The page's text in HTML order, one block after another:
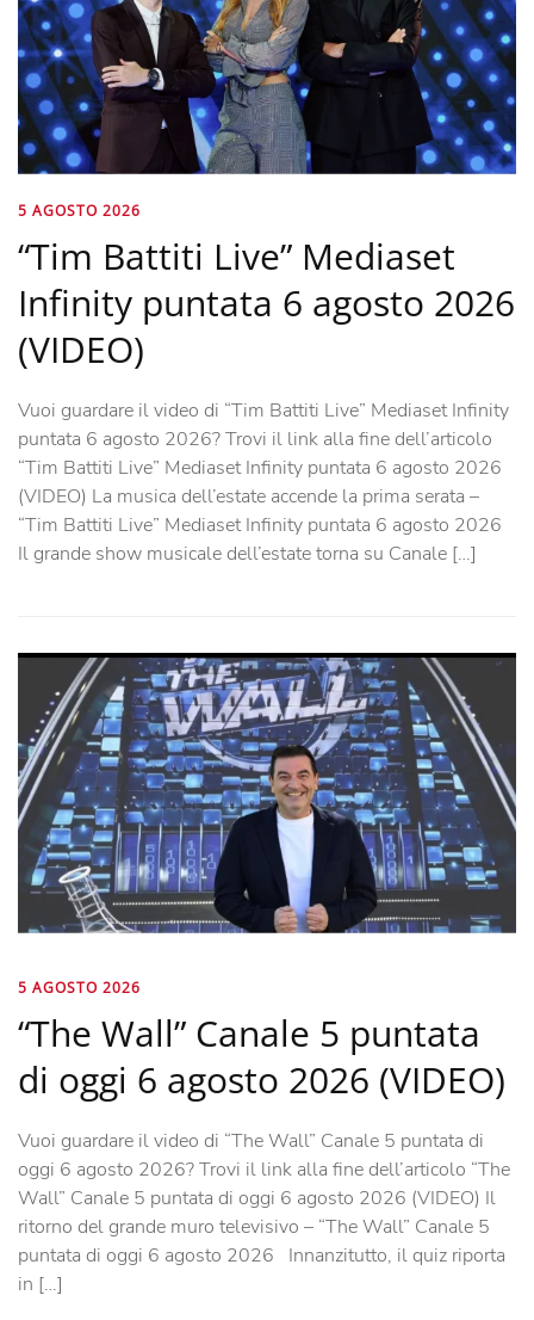
5 AGOSTO 2026
“Tim Battiti Live” Mediaset
Infinity puntata 6 agosto 2026
(VIDEO)
Vuoi guardare il video di “Tim Battiti Live” Mediaset Infinity
puntata 6 agosto 2026? Trovi il link alla fine dell’articolo
“Tim Battiti Live” Mediaset Infinity puntata 6 agosto 2026
(VIDEO) La musica dell’estate accende la prima serata –
“Tim Battiti Live” Mediaset Infinity puntata 6 agosto 2026
Il grande show musicale dell’estate torna su Canale […]
5 AGOSTO 2026
“The Wall” Canale 5 puntata
di oggi 6 agosto 2026 (VIDEO)
Vuoi guardare il video di “The Wall” Canale 5 puntata di
oggi 6 agosto 2026? Trovi il link alla fine dell’articolo “The
Wall” Canale 5 puntata di oggi 6 agosto 2026 (VIDEO) Il
ritorno del grande muro televisivo – “The Wall” Canale 5
puntata di oggi 6 agosto 2026 Innanzitutto, il quiz riporta
in […]